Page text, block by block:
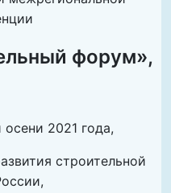
форум»,
2021 года,
строительной